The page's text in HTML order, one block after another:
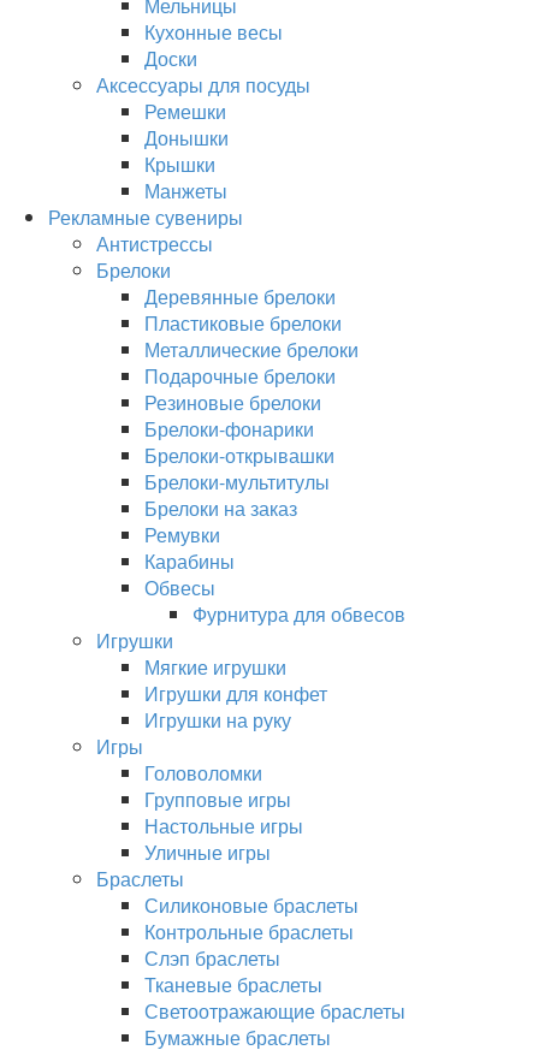
Кухонные весы
Доски
Аксессуары для посуды
Ремешки
Донышки
Крышки
Манжеты
Рекламные сувениры
Антистрессы
Брелоки
Деревянные брелоки
Пластиковые брелоки
Металлические брелоки
Подарочные брелоки
Резиновые брелоки
Брелоки-фонарики
Брелоки-открывашки
Брелоки-мультитулы
Брелоки на заказ
Ремувки
Карабины
Обвесы
Фурнитура для обвесов
Игрушки
Мягкие игрушки
Игрушки для конфет
Игрушки на руку
Игры
Головоломки
Групповые игры
Настольные игры
Уличные игры
Браслеты
Силиконовые браслеты
Контрольные браслеты
Слэп браслеты
Тканевые браслеты
Светоотражающие браслеты
Бумажные браслеты